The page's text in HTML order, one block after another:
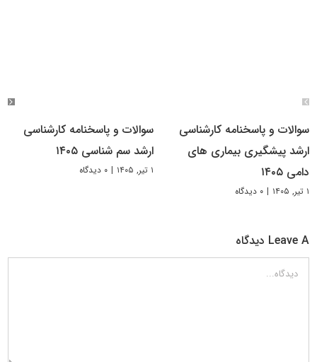
سوالات و پاسخنامه کارشناسی
ارشد پیشگیری بیماری های
دامی ۱۴۰۵
۱ تیر, ۱۴۰۵ | ۰ دیدگاه
سوالات و پاسخنامه کارشناسی
ارشد سم شناسی ۱۴۰۵
۱ تیر, ۱۴۰۵ | ۰ دیدگاه
Leave A دیدگاه
دیدگاه